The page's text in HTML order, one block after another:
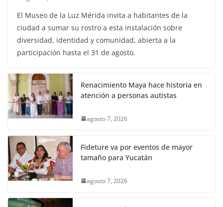
El Museo de la Luz Mérida invita a habitantes de la
ciudad a sumar su rostro a esta instalación sobre
diversidad, identidad y comunidad, abierta a la
participación hasta el 31 de agosto.
Renacimiento Maya hace historia en
atención a personas autistas
agosto 7, 2026
Fideture va por eventos de mayor
tamaño para Yucatán
agosto 7, 2026